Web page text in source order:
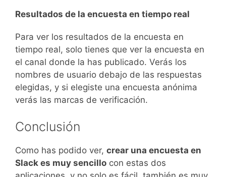
Resultados de la encuesta en tiempo real
Para ver los resultados de la encuesta en
tiempo real, solo tienes que ver la encuesta en
el canal donde la has publicado. Verás los
nombres de usuario debajo de las respuestas
elegidas, y si elegiste una encuesta anónima
verás las marcas de verificación.
Conclusión
Como has podido ver, crear una encuesta en
Slack es muy sencillo con estas dos